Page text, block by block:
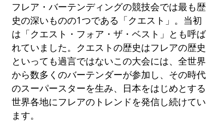
フレア・バーテンディングの競技会では最も歴
史の深いものの1つである「クエスト」。当初
は「クエスト・フォア・ザ・ベスト」とも呼ば
れていました。クエストの歴史はフレアの歴史
といっても過言ではないこの大会には、全世界
から数多くのバーテンダーが参加し、その時代
のスーパースターを生み、日本をはじめとする
世界各地にフレアのトレンドを発信し続けてい
ます。